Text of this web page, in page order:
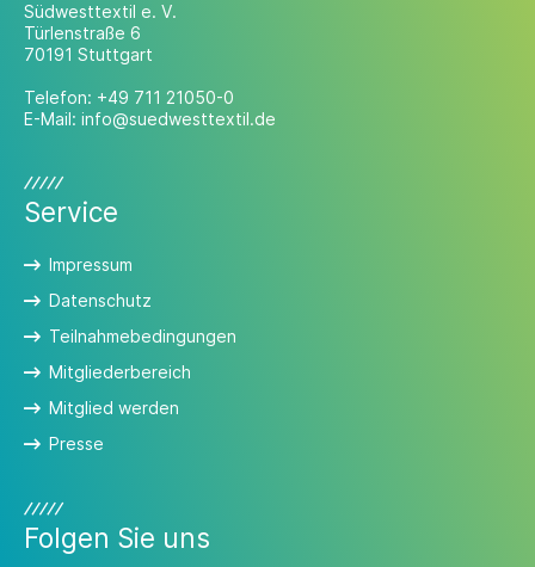
Südwesttextil e. V.
Türlenstraße 6
70191 Stuttgart
Telefon: +49 711 21050-0
E-Mail: info@suedwesttextil.de
Service
Impressum
Datenschutz
Teilnahmebedingungen
Mitgliederbereich
Mitglied werden
Presse
Folgen Sie uns